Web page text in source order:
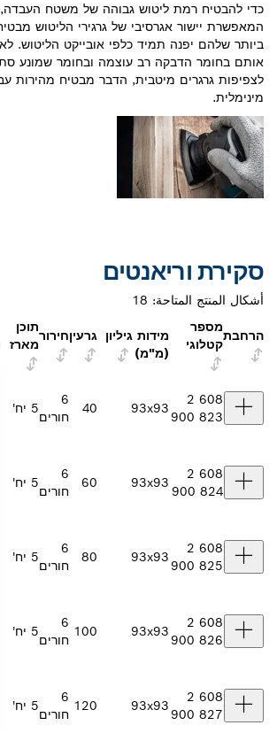
גבוהה של משטח העבדה, שיטת הייצור שלנו
של גרגירי הליטוש מבטיחה שהצד החד
תמיד כלפי אובייקט הליטוש. לאחר מכן אנו מכסים
רב עוצמה ובחומר שמונע סתימה. בנוסף
הדבר מבטיח מהירות עבודה גבוהה וסתימה
18
מידות גיליון
(מ"מ)
גרעין חירור
מארז
זמינות
93x93
40
חורים
5 יח'
מפיץ
מקומי
93x93
60
חורים
5 יח'
מפיץ
מקומי
93x93
80
חורים
5 יח'
מפיץ
מקומי
93x93
100
חורים
5 יח'
מפיץ
מקומי
93x93
120
חורים
5 יח'
מפיץ
מקומי